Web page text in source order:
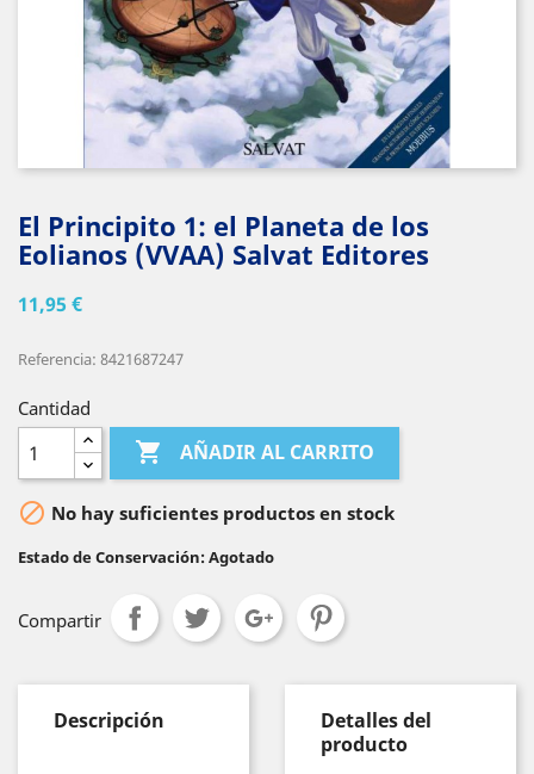
El Principito 1: el Planeta de los
Eolianos (VVAA) Salvat Editores
11,95 €
Referencia: 8421687247
Cantidad
 AÑADIR AL CARRITO
 No hay suficientes productos en stock
Estado de Conservación: Agotado
Compartir
Descripción
Detalles del
producto